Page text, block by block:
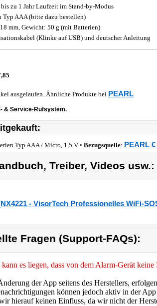
bis zu 1 Jahr Laufzeit im Stand-by-Modus
Typ AAA (bitte dazu bestellen)
mm, Gewicht: 50 g (mit Batterien)
(Klinke auf USB) und deutscher Anleitung
ausgelaufen. Ähnliche Produkte bei PEARL
& Service-Rufsystem.
Typ AAA / Micro, 1,5 V • Bezugsquelle: PEARL €
Treiber, Videos usw.:
- VisorTech Professionelles WiFi-
Fragen (Support-FAQs):
es liegen, dass von dem Alarm-Gerät
der App seitens des Herstellers,
können jedoch aktiv in der
hierauf keinen Einfluss, da wir nicht der